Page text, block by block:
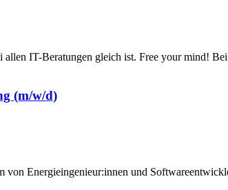
allen IT-Beratungen gleich ist. Free your mind!
(m/w/d)
von Energieingenieur:innen und